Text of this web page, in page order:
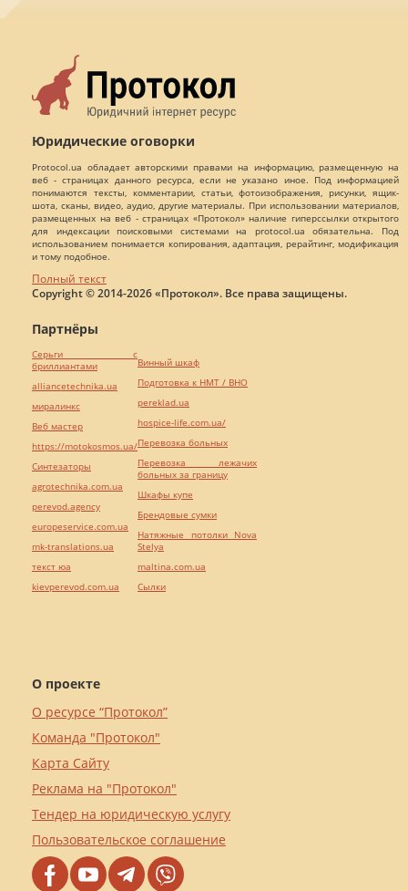
Юридические оговорки
Protocol.ua обладает авторскими правами на информацию, размещенную на
веб - страницах данного ресурса, если не указано иное. Под информацией
понимаются тексты, комментарии, статьи, фотоизображения, рисунки, ящик-
шота, сканы, видео, аудио, другие материалы. При использовании материалов,
размещенных на веб - страницах «Протокол» наличие гиперссылки открытого
для индексации поисковыми системами на protocol.ua обязательна. Под
использованием понимается копирования, адаптация, рерайтинг, модификация
и тому подобное.
Полный текст
Copyright © 2014-2026 «Протокол». Все права защищены.
О проекте
О ресурсе “Протокол”
Команда "Протокол"
Карта Сайту
Реклама на "Протокол"
Тендер на юридическую услугу
Пользовательское соглашение
Партнёры
Серьги с
бриллиантами
alliancetechnika.ua
миралинкс
Веб мастер
https://motokosmos.ua/
Синтезаторы
agrotechnika.com.ua
perevod.agency
europeservice.com.ua
mk-translations.ua
текст юа
kievperevod.com.ua
Винный шкаф
Подготовка к НМТ / ВНО
pereklad.ua
hospice-life.com.ua/
Перевозка больных
Перевозка лежачих
больных за границу
Шкафы купе
Брендовые сумки
Натяжные потолки Nova
Stelya
maltina.com.ua
Cылки